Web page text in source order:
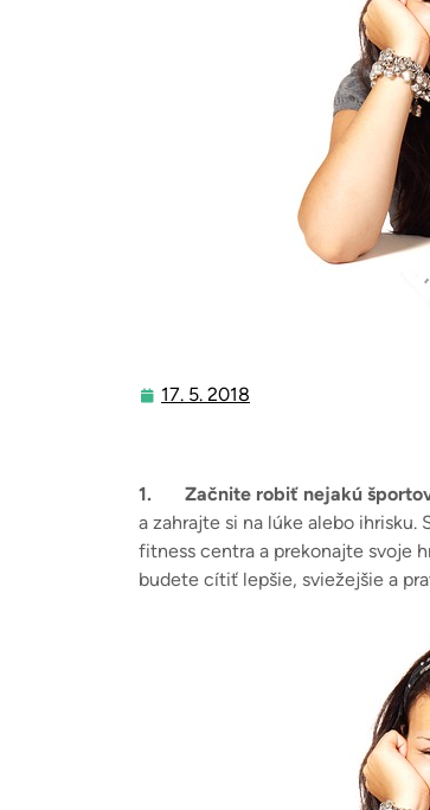
17. 5. 2018
1. Začnite robiť nejakú
a zahrajte si na lúke alebo
fitness centra a prekonajte svoje
budete cítiť lepšie, sviežejšie a